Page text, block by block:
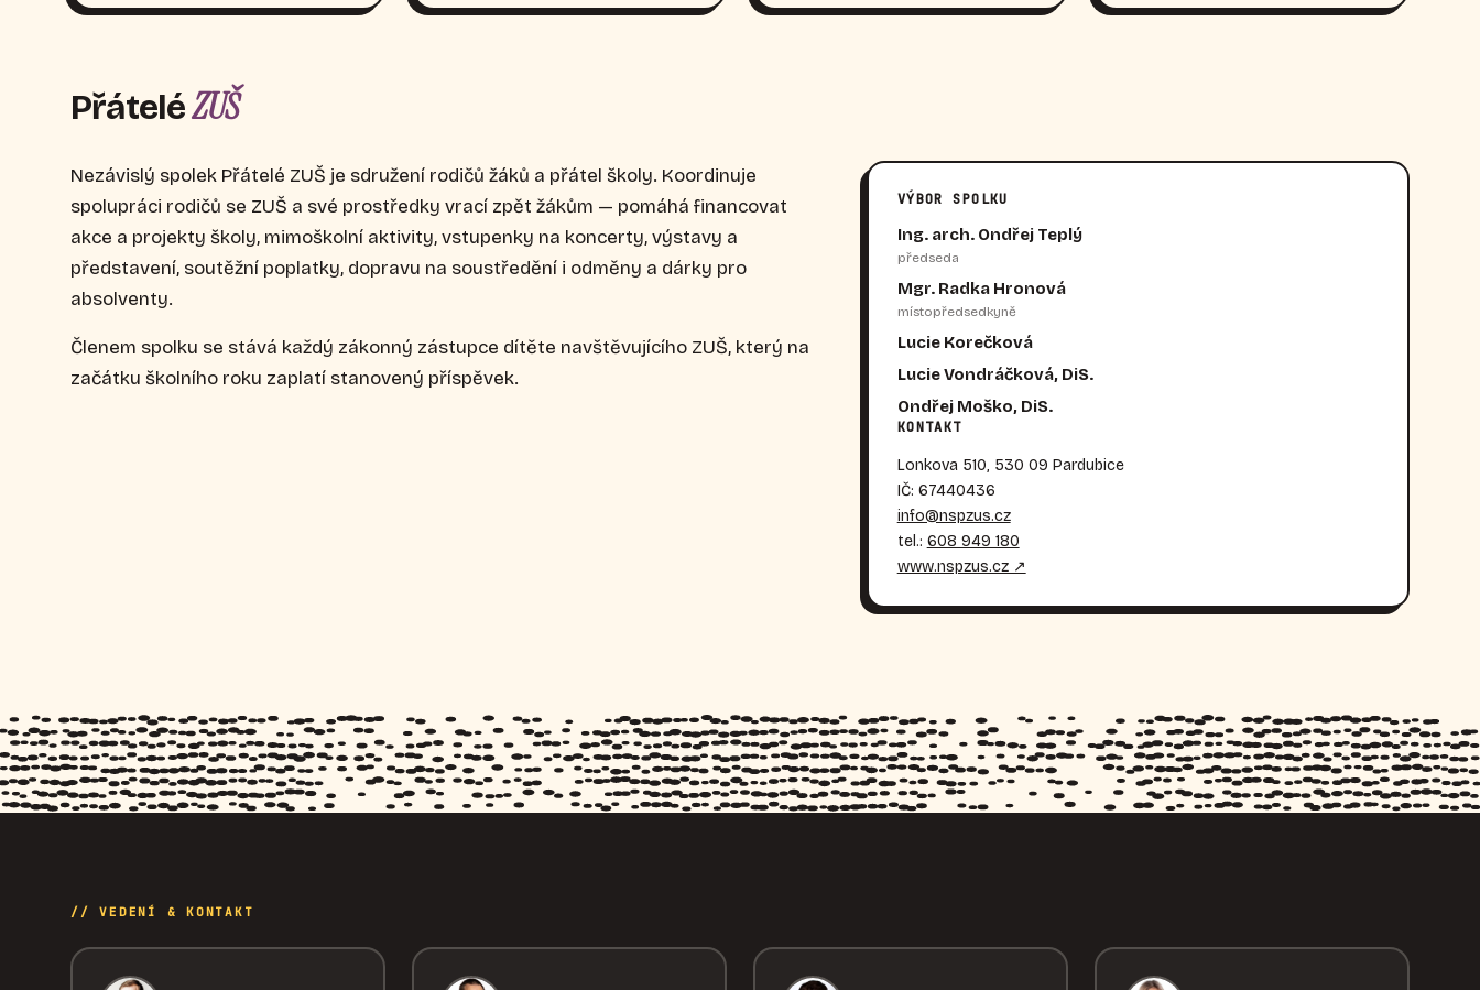
PřáteléZUŠ
Nezávislý spolek Přátelé ZUŠ je sdružení rodičů žáků a přátel školy. Koordinuje
spolupráci rodičů se ZUŠ a své prostředky vrací zpět žákům — pomáhá financovat
akce a projekty školy, mimoškolní aktivity, vstupenky na koncerty, výstavy a
představení, soutěžní poplatky, dopravu na soustředění i odměny a dárky pro
absolventy.
Členem spolku se stává každý zákonný zástupce dítěte navštěvujícího ZUŠ, který na
začátku školního roku zaplatí stanovený příspěvek.
VÝBOR SPOLKU
Ing. arch. Ondřej Teplý
předseda
Mgr. Radka Hronová
místopředsedkyně
Lucie Korečková
Lucie Vondráčková, DiS.
Ondřej Moško, DiS.
KONTAKT
Lonkova 510, 530 09 Pardubice
IČ: 67440436
info@nspzus.cz
tel.: 608 949 180
www.nspzus.cz ↗
// VEDENÍ & KONTAKT